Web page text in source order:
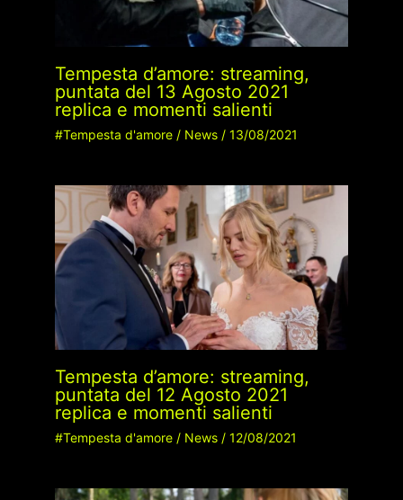
Tempesta d’amore: streaming,
puntata del 13 Agosto 2021
replica e momenti salienti
#Tempesta d'amore/ News/ 13/08/2021
Tempesta d’amore: streaming,
puntata del 12 Agosto 2021
replica e momenti salienti
#Tempesta d'amore/ News/ 12/08/2021